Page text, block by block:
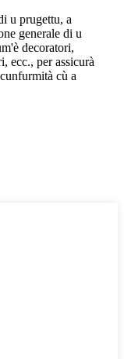
u prugettu, a
generale di u
decoratori,
ecc., per assicurà
cù a